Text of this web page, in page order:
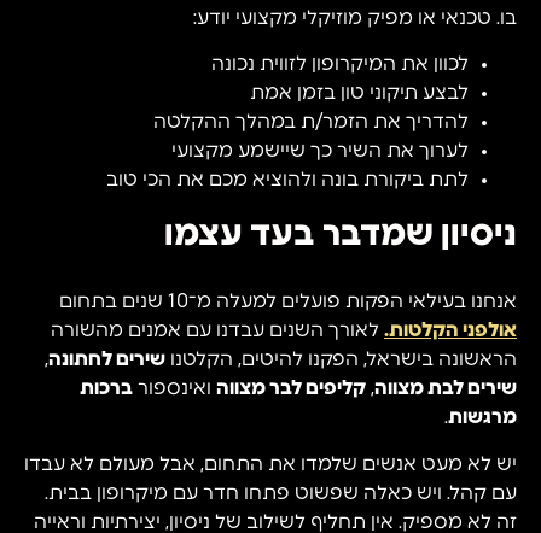
בו. טכנאי או מפיק מוזיקלי מקצועי יודע:
לכוון את המיקרופון לזווית נכונה
לבצע תיקוני טון בזמן אמת
להדריך את הזמר/ת במהלך ההקלטה
לערוך את השיר כך שיישמע מקצועי
לתת ביקורת בונה ולהוציא מכם את הכי טוב
ניסיון שמדבר בעד עצמו
אנחנו בעילאי הפקות פועלים למעלה מ־10 שנים בתחום
אולפני הקלטות. לאורך השנים עבדנו עם אמנים מהשורה
הראשונה בישראל, הפקנו להיטים, הקלטנו שירים לחתונה,
שירים לבת מצווה, קליפים לבר מצווה ואינספור ברכות
מרגשות.
יש לא מעט אנשים שלמדו את התחום, אבל מעולם לא עבדו
עם קהל. ויש כאלה שפשוט פתחו חדר עם מיקרופון בבית.
זה לא מספיק. אין תחליף לשילוב של ניסיון, יצירתיות וראייה